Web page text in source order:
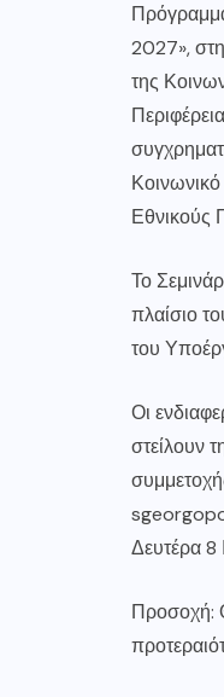
2027»,
της
Εθνικούς
Το
πλαίσιο
του
Οι
στείλουν
Δευτέρα 8
Προσοχή: